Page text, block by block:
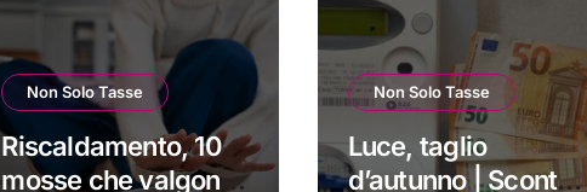
Non Solo Tasse
Riscaldamento, 10
mosse che valgono
Non Solo Tasse
Luce, taglio
d’autunno | Sconto